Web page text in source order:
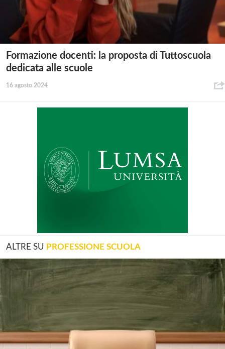
Formazione docenti: la proposta di Tuttoscuola
dedicata alle scuole
16 agosto 2024
ALTRE SU PROFESSIONE SCUOLA